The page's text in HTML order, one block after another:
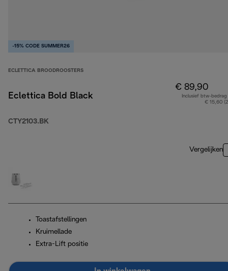
-15% CODE SUMMER26
ECLETTICA BROODROOSTERS
Eclettica Bold Black
CTY2103.BK
€ 89,90
Inclusief btw-bedrag
€ 15,60
Vergelijken
Toastafstellingen
Kruimellade
Extra-Lift positie